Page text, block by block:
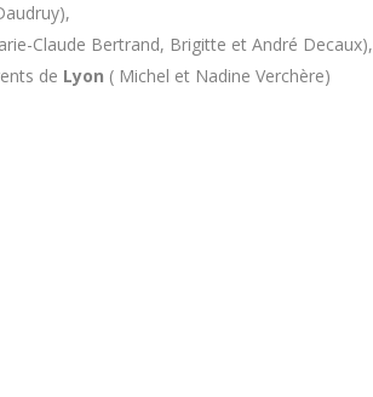
Claude Bertrand, Brigitte et André Decaux),
de Lyon ( Michel et Nadine Verchère)